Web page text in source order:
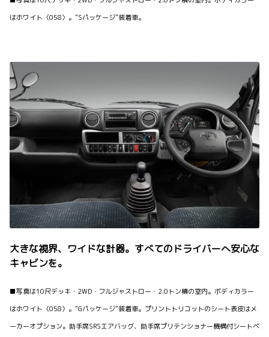
はホワイト〈058〉。“Sパッケージ”装着車。
大きな視界、ワイドな計器。すべてのドライバーへ安心な
キャビンを。
■写真は10尺デッキ・2WD・フルジャストロー・2.0トン積の室内。ボディカラー
はホワイト〈058〉。“Gパッケージ”装着車。プリントトリコットのシート表皮はメ
ーカーオプション。助手席SRSエアバッグ、助手席プリテンショナー機構付シートベ